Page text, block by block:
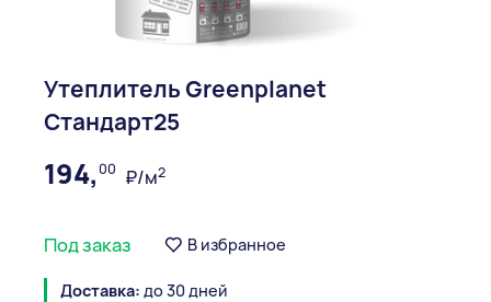
Утеплитель Greenplanet
Стандарт25
194,00 ₽/м2
Под заказ В избранное
Доставка: до 30 дней